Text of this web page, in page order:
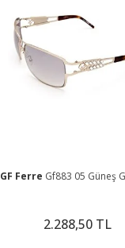
GF Ferre Gf883 05 Güneş
2.288,50 TL